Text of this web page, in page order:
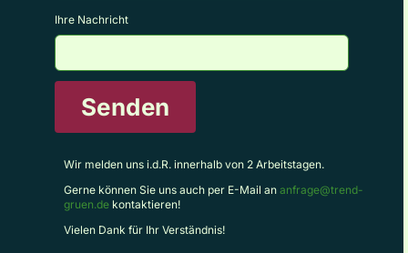
Ihre Nachricht
Senden
Wir melden uns i.d.R. innerhalb von 2 Arbeitstagen.
Gerne können Sie uns auch per E-Mail an anfrage@trend-
gruen.de kontaktieren!
Vielen Dank für Ihr Verständnis!